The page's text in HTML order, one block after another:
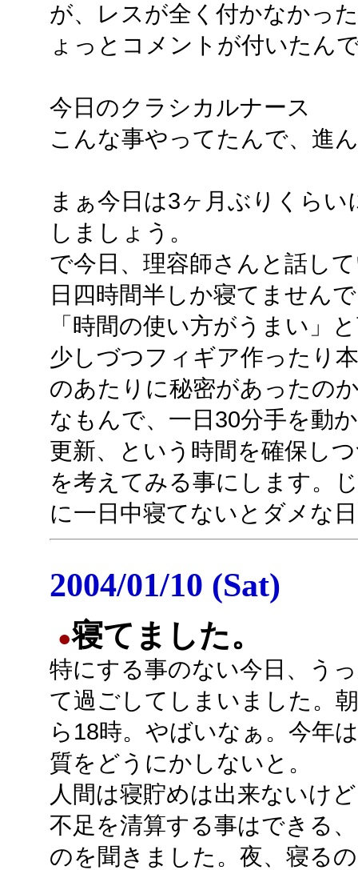
が、レスが全く付かなかっ
ょっとコメントが付いたん
今日のクラシカルナース
こんな事やってたんで、進
まぁ今日は3ヶ月ぶりくら
しましょう。
で今日、理容師さんと話し
日四時間半しか寝てません
「時間の使い方がうまい」
少しづつフィギア作ったり
のあたりに秘密があったの
なもんで、一日30分手を動
更新、という時間を確保し
を考えてみる事にします。
に一日中寝てないとダメな
2004/01/10 (Sat)
●寝てました。
特にする事のない今日、う
て過ごしてしまいました。
ら18時。やばいなぁ。今年
質をどうにかしないと。
人間は寝貯めは出来ないけ
不足を清算する事はできる
のを聞きました。夜、寝る